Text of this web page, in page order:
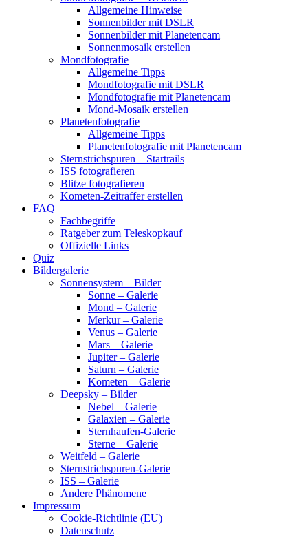
Allgemeine Hinweise
Sonnenbilder mit DSLR
Sonnenbilder mit Planetencam
Sonnenmosaik erstellen
Mondfotografie
Allgemeine Tipps
Mondfotografie mit DSLR
Mondfotografie mit Planetencam
Mond-Mosaik erstellen
Planetenfotografie
Allgemeine Tipps
Planetenfotografie mit Planetencam
Sternstrichspuren – Startrails
ISS fotografieren
Blitze fotografieren
Kometen-Zeitraffer erstellen
FAQ
Fachbegriffe
Ratgeber zum Teleskopkauf
Offizielle Links
Quiz
Bildergalerie
Sonnensystem – Bilder
Sonne – Galerie
Mond – Galerie
Merkur – Galerie
Venus – Galerie
Mars – Galerie
Jupiter – Galerie
Saturn – Galerie
Kometen – Galerie
Deepsky – Bilder
Nebel – Galerie
Galaxien – Galerie
Sternhaufen-Galerie
Sterne – Galerie
Weitfeld – Galerie
Sternstrichspuren-Galerie
ISS – Galerie
Andere Phänomene
Impressum
Cookie-Richtlinie (EU)
Datenschutz